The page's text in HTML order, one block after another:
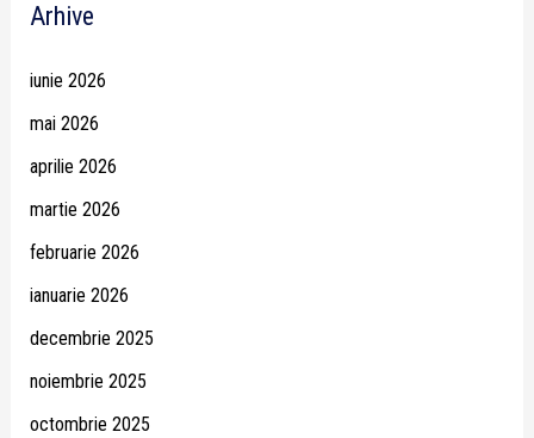
Arhive
iunie 2026
mai 2026
aprilie 2026
martie 2026
februarie 2026
ianuarie 2026
decembrie 2025
noiembrie 2025
octombrie 2025